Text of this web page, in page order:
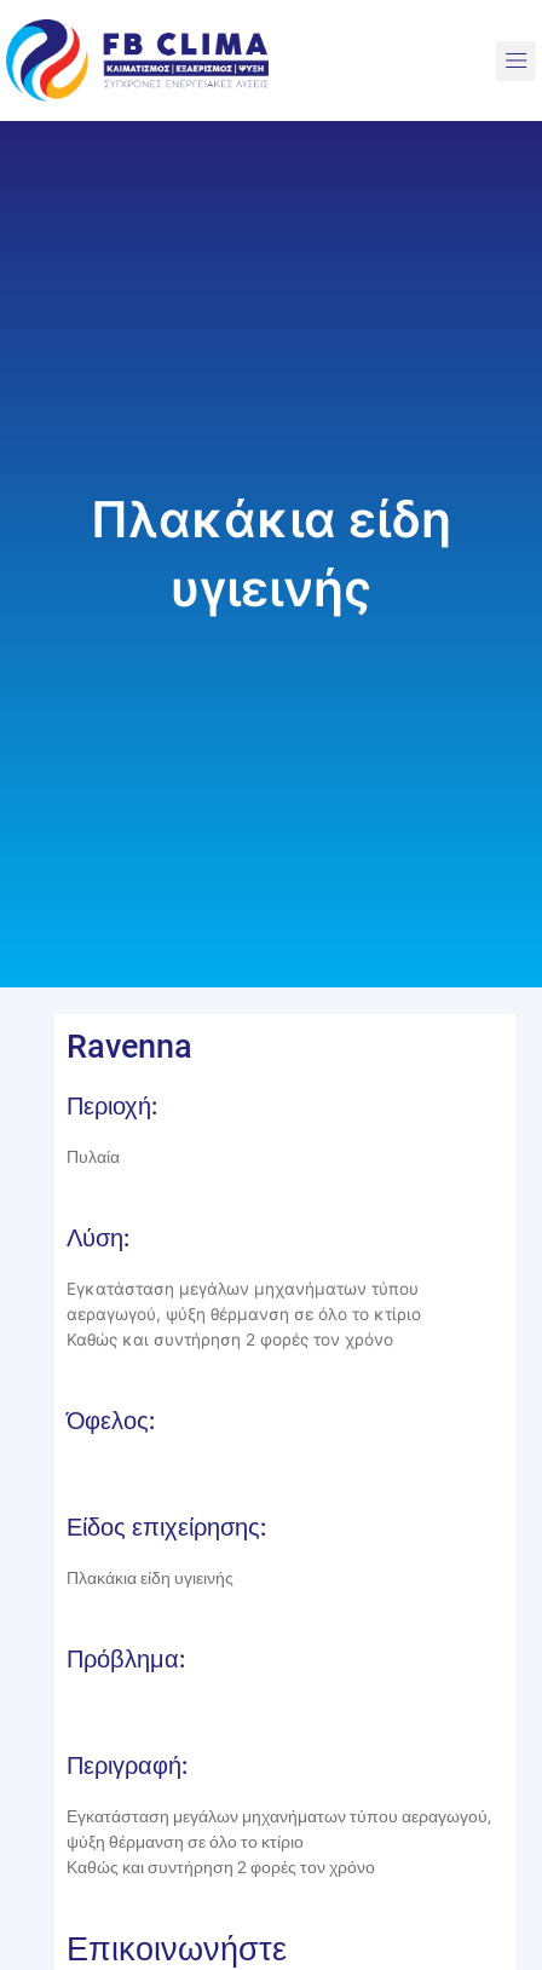
to
content
Πλακάκια είδη
υγιεινής
Ravenna
Περιοχή:
Πυλαία
Λύση:
Εγκατάσταση μεγάλων μηχανήματων τύπου
αεραγωγού, ψύξη θέρμανση σε όλο το κτίριο
Καθώς και συντήρηση 2 φορές τον χρόνο
Όφελος:
Είδος επιχείρησης:
Πλακάκια είδη υγιεινής
Πρόβλημα:
Περιγραφή:
Εγκατάσταση μεγάλων μηχανήματων τύπου αεραγωγού,
ψύξη θέρμανση σε όλο το κτίριο
Καθώς και συντήρηση 2 φορές τον χρόνο
Επικοινωνήστε